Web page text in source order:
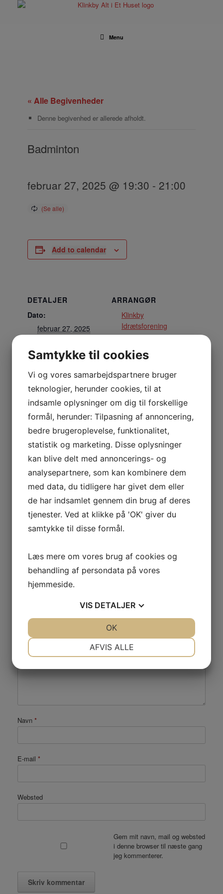
Menu
« Alle Begivenheder
Denne begivenhed er allerede afholdt.
Badminton
februar 27, 2025 @ 19:30 - 21:00
Add to calendar
DETALJER
Dato:
februar 27, 2025
19:30 - 21:00
STED
Hallen
Nejrupvej 2, 7620 Lemvig
Lemvig, 7620 Danmark
+ Google Maps
Telefon:
29638527
ARRANGØR
Klinkby
Idrætsforening
Mix Fitness Herrefit
Skriv et svar
Navn *
E-mail *
Websted
Gem mit navn, mail og websted
i denne browser til næste gang
jeg kommenterer.
Samtykke til cookies
Vi og vores samarbejdspartnere bruger
teknologier, herunder cookies, til at
indsamle oplysninger om dig til forskellige
formål, herunder: Tilpasning af annoncering,
bedre brugeroplevelse, funktionalitet,
statistik og marketing. Disse oplysninger
kan blive delt med annoncerings- og
analysepartnere, som kan kombinere dem
med data, du tidligere har givet dem eller
de har indsamlet gennem din brug af deres
tjenester. Ved at klikke på 'OK' giver du
samtykke til disse formål.
Læs mere om vores brug af cookies og
behandling af persondata på vores
hjemmeside.
VIS DETALJER
AFVIS ALLE
OK